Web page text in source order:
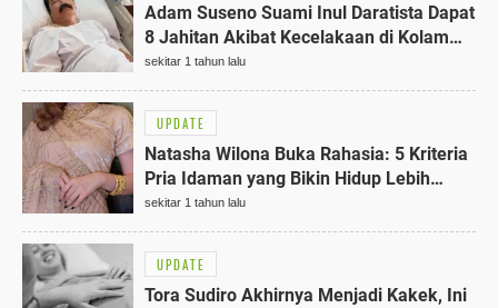
Adam Suseno Suami Inul Daratista Dapat
8 Jahitan Akibat Kecelakaan di Kolam
Ikan: Fakta Mengejutkan
sekitar 1 tahun lalu
UPDATE
Natasha Wilona Buka Rahasia: 5 Kriteria
Pria Idaman yang Bikin Hidup Lebih
Bahagia
sekitar 1 tahun lalu
UPDATE
Tora Sudiro Akhirnya Menjadi Kakek, Ini